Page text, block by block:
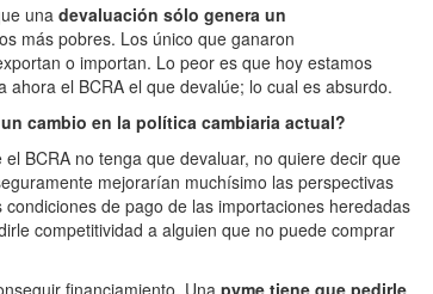
una devaluación sólo genera un
más pobres. Los único que ganaron
o importan. Lo peor es que hoy estamos
el BCRA el que devalúe; lo cual es absurdo.
cambio en la política cambiaria actual?
BCRA no tenga que devaluar, no quiere decir que
mejorarían muchísimo las perspectivas
de pago de las importaciones heredadas
competitividad a alguien que no puede comprar
financiamiento. Una pyme tiene que pedirle